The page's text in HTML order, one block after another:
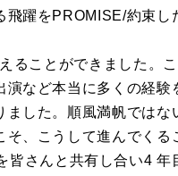
躍をPROMISE/約束し
ることができました。
など本当に多くの経験
した。順風満帆ではな
、こうして進んでくる
さんと共有し合い4 年